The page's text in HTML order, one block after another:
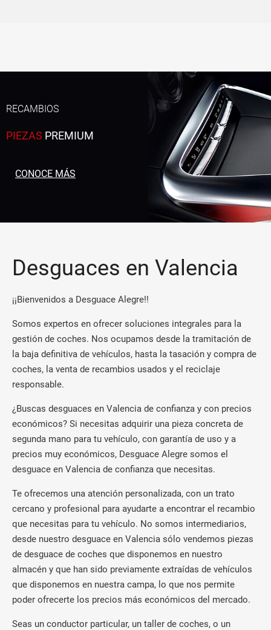
RECAMBIOS
PIEZAS PREMIUM
CONOCE MÁS
Desguaces en Valencia
¡¡Bienvenidos a Desguace Alegre!!
Somos expertos en ofrecer soluciones integrales para la
gestión de coches. Nos ocupamos desde la tramitación de
la baja definitiva de vehículos, hasta la tasación y compra de
coches, la venta de recambios usados y el reciclaje
responsable.
¿Buscas desguaces en Valencia de confianza y con precios
económicos? Si necesitas adquirir una pieza concreta de
segunda mano para tu vehículo, con garantía de uso y a
precios muy económicos, Desguace Alegre somos el
desguace en Valencia de confianza que necesitas.
Te ofrecemos una atención personalizada, con un trato
cercano y profesional para ayudarte a encontrar el recambio
que necesitas para tu vehículo. No somos intermediarios,
desde nuestro desguace en Valencia sólo vendemos piezas
de desguace de coches que disponemos en nuestro
almacén y que han sido previamente extraídas de vehículos
que disponemos en nuestra campa, lo que nos permite
poder ofrecerte los precios más económicos del mercado.
Seas un conductor particular, un taller de coches, o un